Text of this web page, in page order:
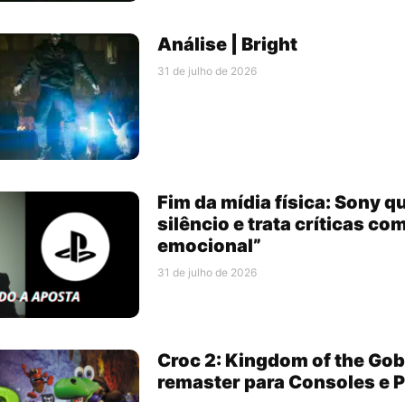
Análise | Bright
31 de julho de 2026
Fim da mídia física: Sony
silêncio e trata críticas
emocional”
31 de julho de 2026
Croc 2: Kingdom of the
remaster para Consoles e